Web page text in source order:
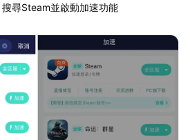
尋Steam並啟動加速功能